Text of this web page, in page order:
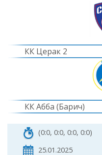
КК Церак 2
КК Абба (Барич)
(0:0, 0:0, 0:0, 0:0)
25.01.2025